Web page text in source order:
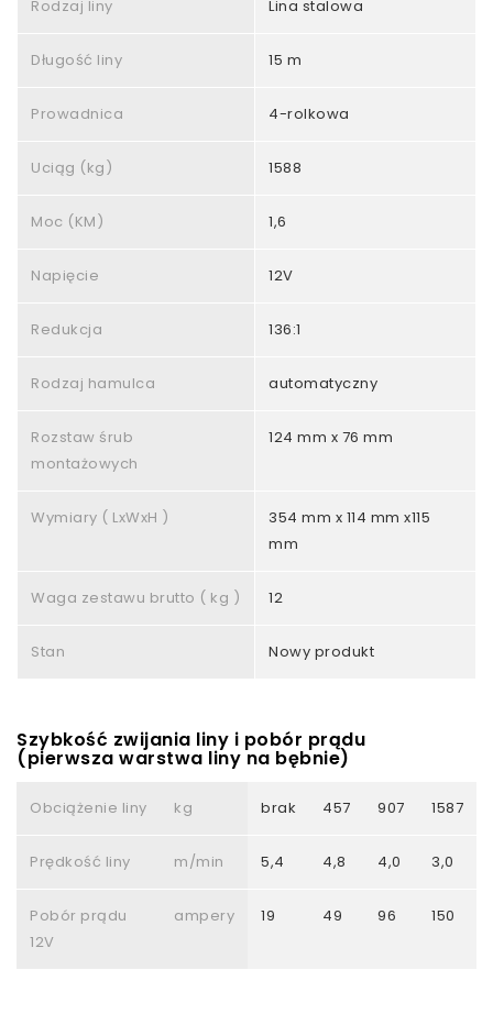
Rodzaj liny Lina stalowa
Długość liny 15 m
Prowadnica 4-rolkowa
Uciąg (kg) 1588
Moc (KM) 1,6
Napięcie 12V
Redukcja 136:1
Rodzaj hamulca automatyczny
Rozstaw śrub
montażowych
124 mm x 76 mm
Wymiary ( LxWxH )
354 mm x 114 mm x115
mm
Waga zestawu brutto ( kg ) 12
Stan Nowy produkt
Szybkość zwijania liny i pobór prądu
(pierwsza warstwa liny na bębnie)
Obciążenie liny kg brak 457 907 1587
Prędkość liny m/min 5,4 4,8 4,0 3,0
Pobór prądu
12V
ampery 19 49 96 150